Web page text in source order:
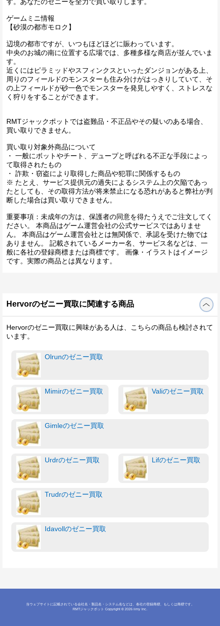
ゲームミニ情報
【砂漠の都市モロク】
辺境の都市ですが、いつもほどほどに賑わっています。
中央のお城の南に位置する広場では、多種多様な商店が並んでいま
す。
近くにはピラミッドやスフィンクスといったダンジョンがある上、
周りのフィールドのモンスターも住み分けがはっきりしていて、そ
の上フィールドが砂一色でモンスターを発見しやすく、ストレスな
く狩りをすることができます。
RMTジャックポットでは盗難品・不正品やその疑いのある場合、
買い取りできません。
買い取り対象外商品について
・ 一般にボットやチート、デュープと呼ばれる不正な手段によっ
て取得されたもの
・ 詐欺・窃盗により取得した商品や犯罪に関係するもの
※ たとえ、サービス提供元の過失によるシステム上の欠陥であっ
たとしても、その取得方法が将来禁止になる恐れがあると弊社が判
断した場合は買い取りできません。
重要事項：未成年の方は、保護者の同意を得たうえでご注文してく
ださい。 本商品はゲーム運営会社の公式サービスではありませ
ん。 本商品はゲーム運営会社とは無関係で、承認を受けた物では
ありません。 記載されているメーカー名、サービス名などは、一
般に各社の登録商標または商標です。 画像・イラストはイメージ
です。実際の商品とは異なります。
Hervorのゼニー買取に関連する商品
Hervorのゼニー買取に興味がある人は、こちらの商品も検討されて
います。
Olrunのゼニー買取
Mimirのゼニー買取 Valiのゼニー買取
Gimleのゼニー買取
Urdrのゼニー買取 Lifのゼニー買取
Trudrのゼニー買取
Idavollのゼニー買取
当ウェブサイトに記載されている会社名・製品名・システム名などは、各社の登録商標、もしくは商標です。
RMTジャックポット Copyright © 2026 iimy Inc.